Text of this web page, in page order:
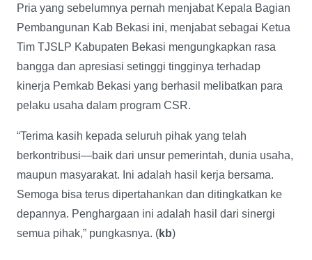
Pria yang sebelumnya pernah menjabat Kepala Bagian
Pembangunan Kab Bekasi ini, menjabat sebagai Ketua
Tim TJSLP Kabupaten Bekasi mengungkapkan rasa
bangga dan apresiasi setinggi tingginya terhadap
kinerja Pemkab Bekasi yang berhasil melibatkan para
pelaku usaha dalam program CSR.
“Terima kasih kepada seluruh pihak yang telah
berkontribusi—baik dari unsur pemerintah, dunia usaha,
maupun masyarakat. Ini adalah hasil kerja bersama.
Semoga bisa terus dipertahankan dan ditingkatkan ke
depannya. Penghargaan ini adalah hasil dari sinergi
semua pihak,” pungkasnya. (kb)